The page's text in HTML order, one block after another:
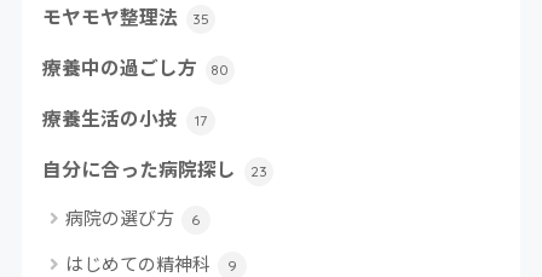
モヤモヤ整理法 35
療養中の過ごし方 80
療養生活の小技 17
自分に合った病院探し 23
病院の選び方 6
はじめての精神科 9